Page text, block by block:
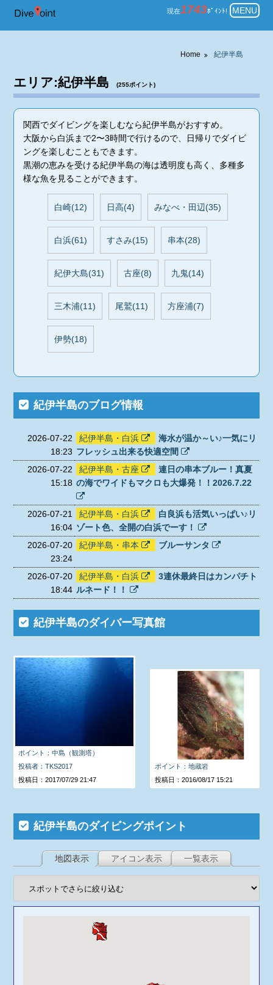
紀伊半島 ダイビングのポイント
現在1743ﾎﾟｲﾝﾄ! MENU
Home 紀伊半島
エリア:紀伊半島(255ポイント)
関西でダイビングを楽しむなら紀伊半島がおすすめ。
大阪から白浜まで2〜3時間で行けるので、日帰りでダイビ
ングを楽しむこともできます。
黒潮の恵みを受ける紀伊半島の海は透明度も高く、多種多
様な魚を見ることができます。
白崎(12) 日高(4) みなべ・田辺(35)
白浜(61) すさみ(15) 串本(28)
紀伊大島(31) 古座(8) 九鬼(14)
三木浦(11) 尾鷲(11) 方座浦(7)
伊勢(18)
紀伊半島のブログ情報
2026-07-22
18:23
紀伊半島・白浜
海水が温か～い♪一気にリ
フレッシュ出来る快適空間
2026-07-22
15:18
紀伊半島・古座
連日の串本ブルー！真夏
の海でワイドもマクロも大爆発！！2026.7.22
2026-07-21
16:04
紀伊半島・白浜
白良浜も活気いっぱい♪リ
ゾート色、全開の白浜でーす！
2026-07-20
23:24
紀伊半島・串本 ブルーサンタ
2026-07-20
18:44
紀伊半島・白浜
3連休最終日はカンパチト
ルネード！！
紀伊半島のダイバー写真館
ポイント：中島（観測塔）
投稿者：TKS2017
投稿日：2017/07/29 21:47
ポイント：地蔵岩
投稿日：2016/08/17 15:21
紀伊半島のダイビングポイント
地図表示 アイコン表示 一覧表示